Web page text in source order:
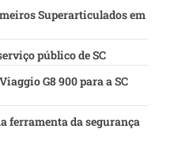
Superarticulados em
público de SC
G8 900 para a SC
ferramenta da segurança